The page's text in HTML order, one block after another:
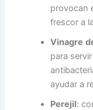
provocan
frescor a
Vinagre
para
ayudar a
Perejil: